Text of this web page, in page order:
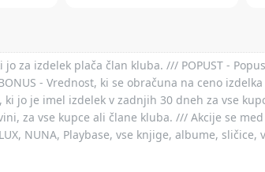
jo za izdelek plača član kluba. /// POPUST -
- Vrednost, ki se obračuna na ceno
ki jo je imel izdelek v zadnjih 30 dneh za vse
za vse kupce ali člane kluba. /// Akcije se
NUNA, Playbase, vse knjige, albume,